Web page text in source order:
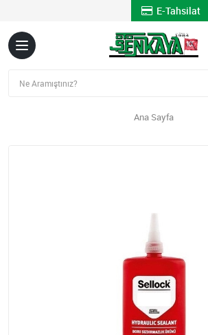
E-Tahsilat
Ana Sayfa